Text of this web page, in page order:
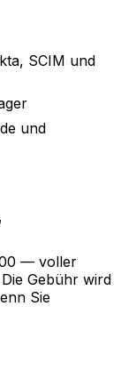
SCIM und
und
— voller
Gebühr wird
Sie